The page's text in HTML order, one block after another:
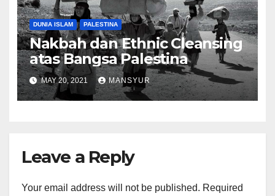
DUNIA ISLAM PALESTINA
Nakbah dan Ethnic Cleansing
atas Bangsa Palestina
MAY 20, 2021 MANSYUR
Leave a Reply
Your email address will not be published. Required